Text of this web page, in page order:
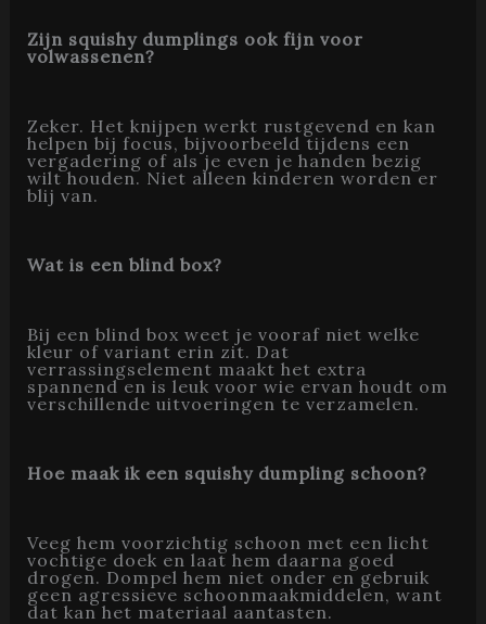
Zijn squishy dumplings ook fijn voor
volwassenen?
Zeker. Het knijpen werkt rustgevend en kan
helpen bij focus, bijvoorbeeld tijdens een
vergadering of als je even je handen bezig
wilt houden. Niet alleen kinderen worden er
blij van.
Wat is een blind box?
Bij een blind box weet je vooraf niet welke
kleur of variant erin zit. Dat
verrassingselement maakt het extra
spannend en is leuk voor wie ervan houdt om
verschillende uitvoeringen te verzamelen.
Hoe maak ik een squishy dumpling schoon?
Veeg hem voorzichtig schoon met een licht
vochtige doek en laat hem daarna goed
drogen. Dompel hem niet onder en gebruik
geen agressieve schoonmaakmiddelen, want
dat kan het materiaal aantasten.